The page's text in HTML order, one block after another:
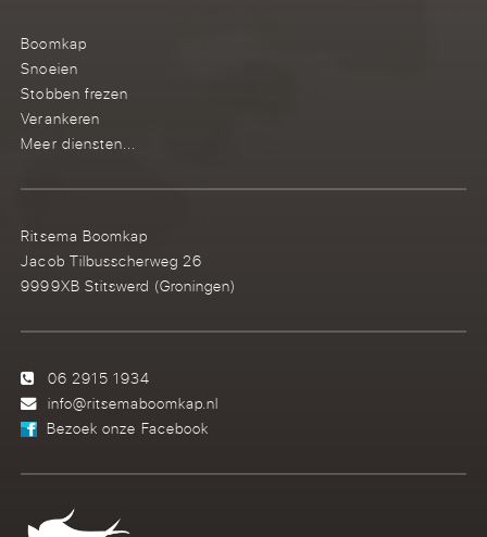
Boomkap
Snoeien
Stobben frezen
Verankeren
Meer diensten...
Ritsema Boomkap
Jacob Tilbusscherweg 26
9999XB Stitswerd (Groningen)
06 2915 1934
info@ritsemaboomkap.nl
Bezoek onze Facebook